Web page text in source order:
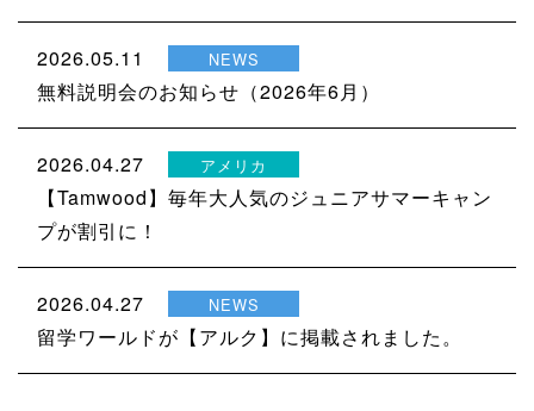
2026.05.11 NEWS
無料説明会のお知らせ（2026年6月）
2026.04.27 アメリカ
【Tamwood】毎年大人気のジュニアサマーキャン
プが割引に！
2026.04.27 NEWS
留学ワールドが【アルク】に掲載されました。